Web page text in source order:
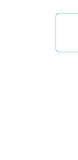
クチコミ